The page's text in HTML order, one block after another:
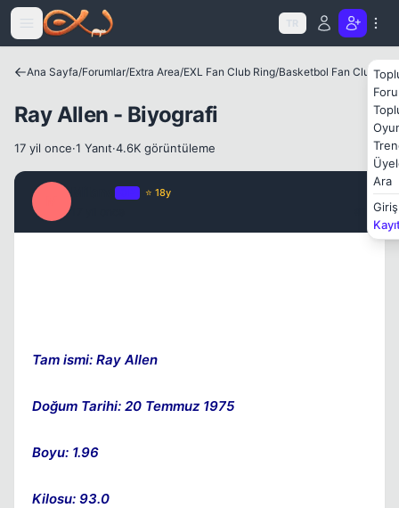
Icerige atla
TR
Ara
Giriş
Ana Sayfa/Forumlar/Extra Area/EXL Fan Club Ring/Basketbol Fan Club
Ray Allen - Biyografi
17 yil once·1 Yanıt·4.6K görüntüleme
⭐ 18y
Tam ismi: Ray Allen
Doğum Tarihi: 20 Temmuz 1975
Boyu: 1.96
Kilosu: 93.0